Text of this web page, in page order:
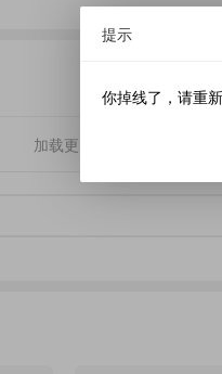
加载更多
提示
你掉线了，请重